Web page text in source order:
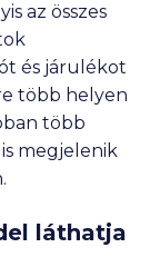
az összes
és járulékot
több helyen
több
megjelenik
láthatja